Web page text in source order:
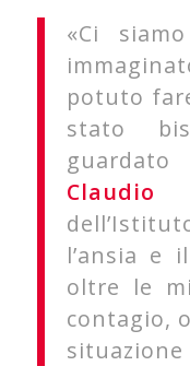
«Ci
potuto
stato
Claudio
l’ansia e
oltre le
contagio,
situazione